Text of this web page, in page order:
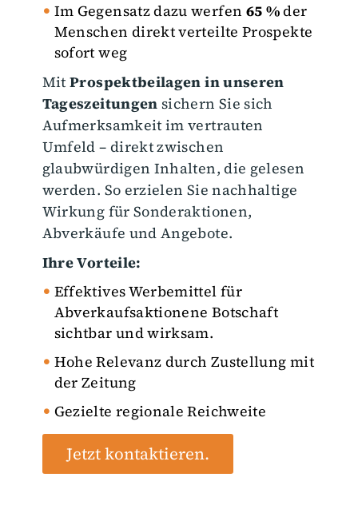
Im Gegensatz dazu werfen 65 %der
Menschen direkt verteilte Prospekte
sofort weg
MitProspektbeilagen in unseren
Tageszeitungen sichern Sie sich
Aufmerksamkeit im vertrauten
Umfeld – direkt zwischen
glaubwürdigen Inhalten, die gelesen
werden. So erzielen Sie nachhaltige
Wirkung für Sonderaktionen,
Abverkäufe und Angebote.
Ihre Vorteile:
Effektives Werbemittel für
Abverkaufsaktionene Botschaft
sichtbar und wirksam.
Hohe Relevanz durch Zustellung mit
der Zeitung
Gezielte regionale Reichweite
Jetzt kontaktieren.